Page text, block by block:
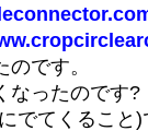
のです。
なったのです?
でてくること)